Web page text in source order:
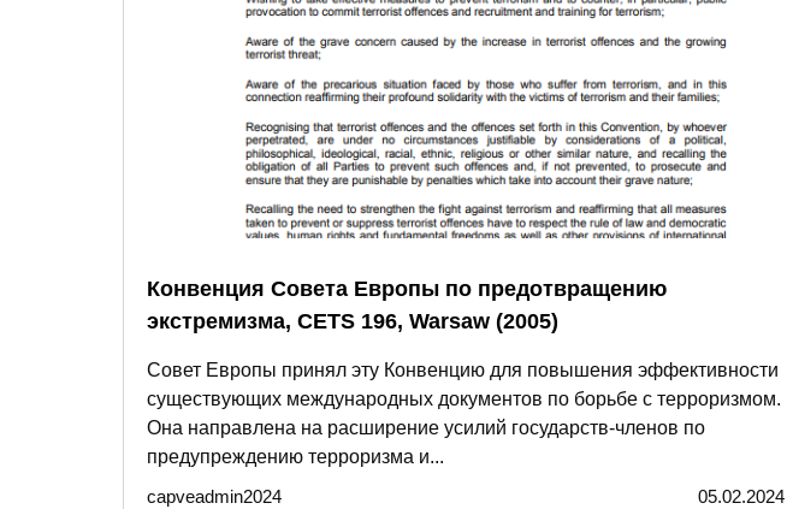
Конвенция Совета Европы по предотвращению
экстремизма, CETS 196, Warsaw (2005)
Совет Европы принял эту Конвенцию для повышения эффективности
существующих международных документов по борьбе с терроризмом.
Она направлена на расширение усилий государств-членов по
предупреждению терроризма и...
capveadmin2024
05.02.2024